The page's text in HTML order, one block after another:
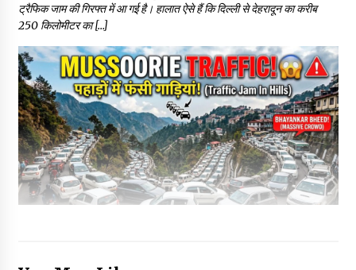
ट्रैफिक जाम की गिरफ्त में आ गई है। हालात ऐसे हैं कि दिल्ली से देहरादून का करीब
250 किलोमीटर का […]